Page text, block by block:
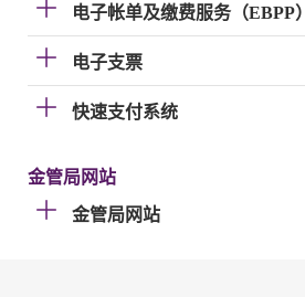
电子帐单及缴费服务（EBPP）
电子支票
快速支付系统
金管局网站
金管局网站